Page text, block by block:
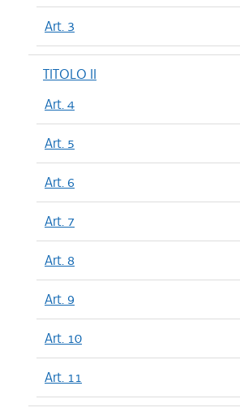
Art. 3
TITOLO II
Art. 4
Art. 5
Art. 6
Art. 7
Art. 8
Art. 9
Art. 10
Art. 11